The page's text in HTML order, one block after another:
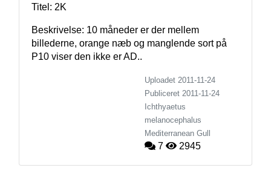
Titel: 2K
Beskrivelse: 10 måneder er der mellem
billederne, orange næb og manglende sort på
P10 viser den ikke er AD..
Uploadet 2011-11-24
Publiceret 2011-11-24
Ichthyaetus
melanocephalus
Mediterranean Gull
7 2945